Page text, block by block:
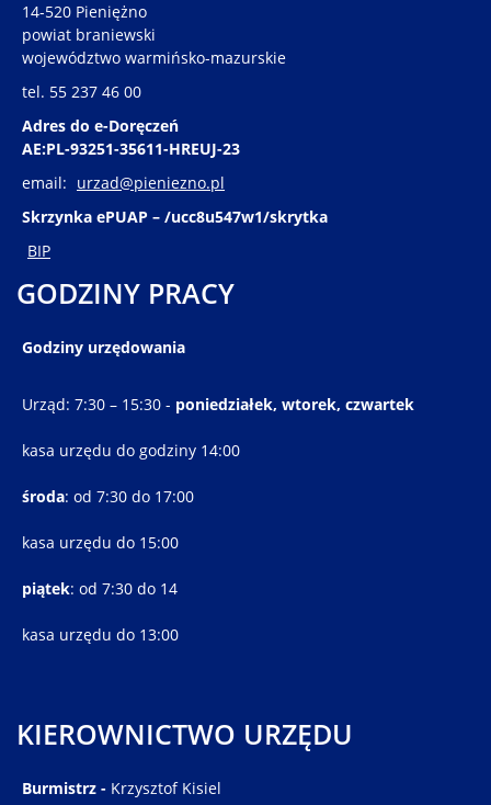
14-520 Pieniężno
powiat braniewski
województwo warmińsko-mazurskie
tel. 55 237 46 00
Adres do e-Doręczeń
AE:PL-93251-35611-HREUJ-23
email: urzad@pieniezno.pl
Skrzynka ePUAP – /ucc8u547w1/skrytka
BIP
GODZINY PRACY
Godziny urzędowania
Urząd: 7:30 – 15:30 - poniedziałek, wtorek, czwartek
kasa urzędu do godziny 14:00
środa: od 7:30 do 17:00
kasa urzędu do 15:00
piątek: od 7:30 do 14
kasa urzędu do 13:00
KIEROWNICTWO URZĘDU
Burmistrz - Krzysztof Kisiel